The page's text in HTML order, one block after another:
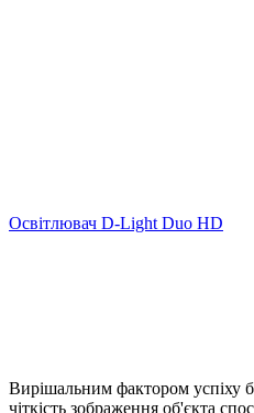
Освітлювач D-Light Duo HD
Вирішальним фактором успіху
чіткість зображення об'єкта